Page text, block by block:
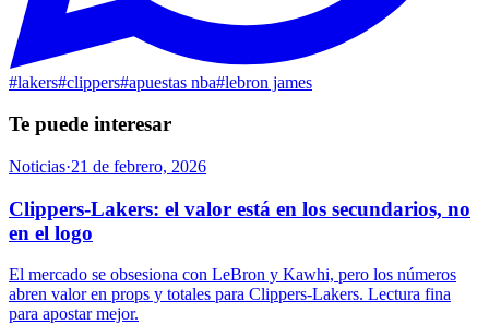
#lakers#clippers#apuestas nba#lebron james
Te puede interesar
Noticias·21 de febrero, 2026
Clippers-Lakers: el valor está en los secundarios, no
en el logo
El mercado se obsesiona con LeBron y Kawhi, pero los números
abren valor en props y totales para Clippers-Lakers. Lectura fina
para apostar mejor.